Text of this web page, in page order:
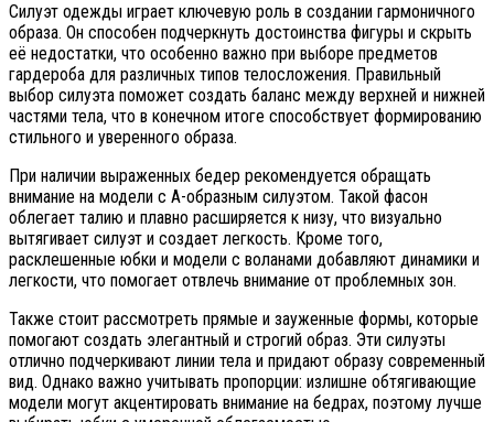
Силуэт одежды играет ключевую роль в создании гармоничного
образа. Он способен подчеркнуть достоинства фигуры и скрыть
её недостатки, что особенно важно при выборе предметов
гардероба для различных типов телосложения. Правильный
выбор силуэта поможет создать баланс между верхней и нижней
частями тела, что в конечном итоге способствует формированию
стильного и уверенного образа.
При наличии выраженных бедер рекомендуется обращать
внимание на модели с A-образным силуэтом. Такой фасон
облегает талию и плавно расширяется к низу, что визуально
вытягивает силуэт и создает легкость. Кроме того,
расклешенные юбки и модели с воланами добавляют динамики и
легкости, что помогает отвлечь внимание от проблемных зон.
Также стоит рассмотреть прямые и зауженные формы, которые
помогают создать элегантный и строгий образ. Эти силуэты
отлично подчеркивают линии тела и придают образу современный
вид. Однако важно учитывать пропорции: излишне обтягивающие
модели могут акцентировать внимание на бедрах, поэтому лучше